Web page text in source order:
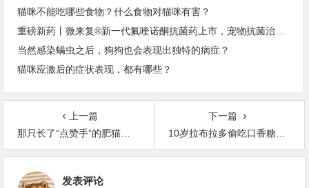
猫咪不能吃哪些食物？什么食物对猫咪有害？
当然感染螨虫之后，狗狗也会表现出独特的病症？
猫咪应激后的症状表现，都有哪些？
上一篇
那只长了“点赞手”的肥猫，终于减肥成功啦！
下一篇
10岁拉布拉多偷吃口香糖后离世，铲屎官哭着提醒
发表评论